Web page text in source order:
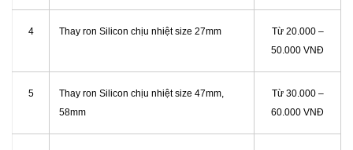
4 Thay ron Silicon chịu nhiệt size 27mm
Từ 20.000 –
50.000 VNĐ
5
Thay ron Silicon chịu nhiệt size 47mm,
58mm
Từ 30.000 –
60.000 VNĐ